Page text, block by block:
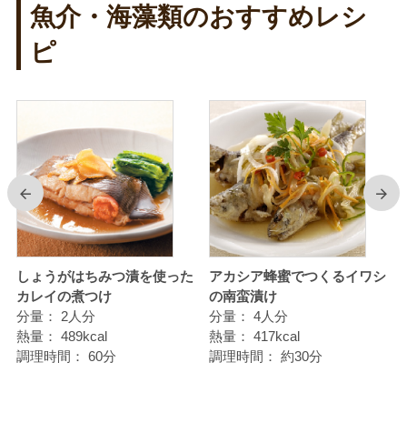
魚介・海藻類のおすすめレシ
ピ
前
しょうがはちみつ漬を使った
カレイの煮つけ
分量：
2人分
熱量： 489kcal
調理時間： 60分
アカシア蜂蜜でつくるイワシ
の南蛮漬け
分量： 4人分
熱量： 417kcal
調理時間： 約30分
次